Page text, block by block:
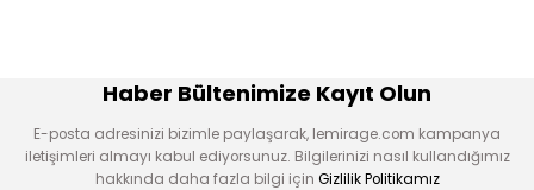
Haber Bültenimize Kayıt Olun
E-posta adresinizi bizimle paylaşarak, lemirage.com kampanya
iletişimleri almayı kabul ediyorsunuz. Bilgilerinizi nasıl kullandığımız
hakkında daha fazla bilgi için Gizlilik Politikamız